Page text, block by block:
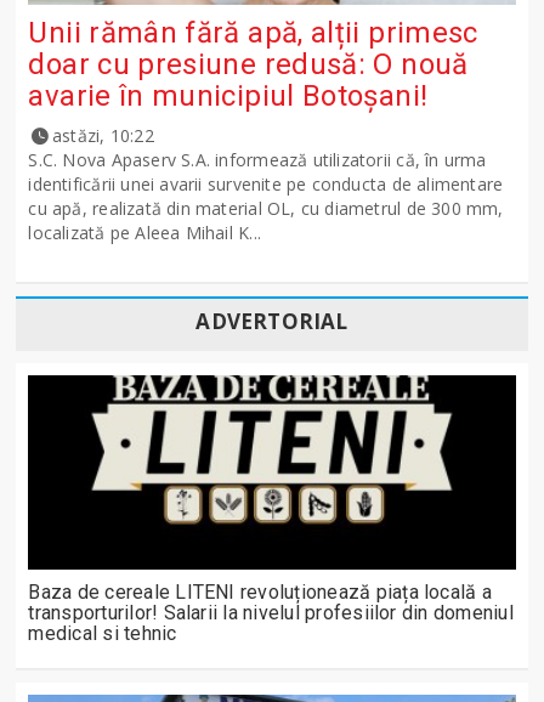
Unii rămân fără apă, alții primesc
doar cu presiune redusă: O nouă
avarie în municipiul Botoșani!
astăzi, 10:22
S.C. Nova Apaserv S.A. informează utilizatorii că, în urma
identificării unei avarii survenite pe conducta de alimentare
cu apă, realizată din material OL, cu diametrul de 300 mm,
localizată pe Aleea Mihail K...
ADVERTORIAL
Baza de cereale LITENI revoluționează piața locală a
transporturilor! Salarii la nivelul profesiilor din domeniul
medical si tehnic